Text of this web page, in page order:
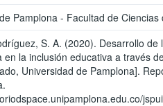
Pamplona - Facultad de Ciencias
S. A. (2020). Desarrollo de
en la inclusión educativa a través
Universidad de Pamplona].